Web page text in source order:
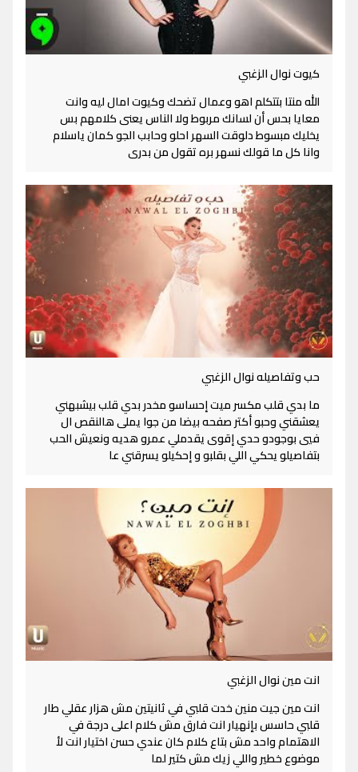
كيوت نوال الزغبي
الله منتا بتتكلم اهو وعمال تضحك وكيوت امال ليه وانت
معايا بحس أن لسانك مربوط ولا الناس يعنى كلامهم بس
يخليك مبسوط دلوقت السهر احلو وحابب الجو كمان ياسلام
وانا كل ما قولك نسهر بره تقول من بدرى
حب وتفاصيله نوال الزغبي
ما بدي قلب مكسر ميت إحساسو مخدر بدي قلب بيشبهني
يعشقني وحبو أكتر صفحه بيضا من جوا يملى هالنقص ال
فيي بوجودو حدي إقوى يقدملي عمرو هديه ونعيش الحب
بتفاصيلو يحكي اللي بقلبو و إحكيلو يسرقني عا
انت مين نوال الزغبي
انت مين جيت منين خدت قلبي في ثانيتين مش هزار عقلي طار
قلبي حاسس بإنهيار انت فارق مش كلام اعلى درجة في
الاهتمام واحد مش بتاع كلام كان عندي حسن اختيار انت لأ
موضوع خطير واللي زيك مش كتير لما